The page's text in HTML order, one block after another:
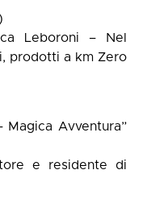
Leboroni – Nel
prodotti a km Zero
Magica Avventura”
e residente di